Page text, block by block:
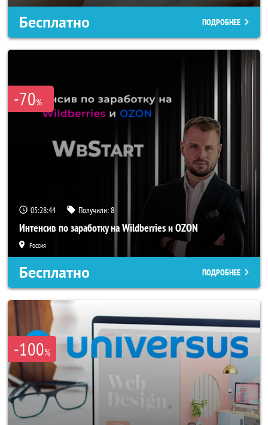
Бесплатно ПОДРОБНЕЕ
-70%
05:28:42 Получили:8
Интенсив по заработку на Wildberries и OZON
Россия
Бесплатно ПОДРОБНЕЕ
-100%